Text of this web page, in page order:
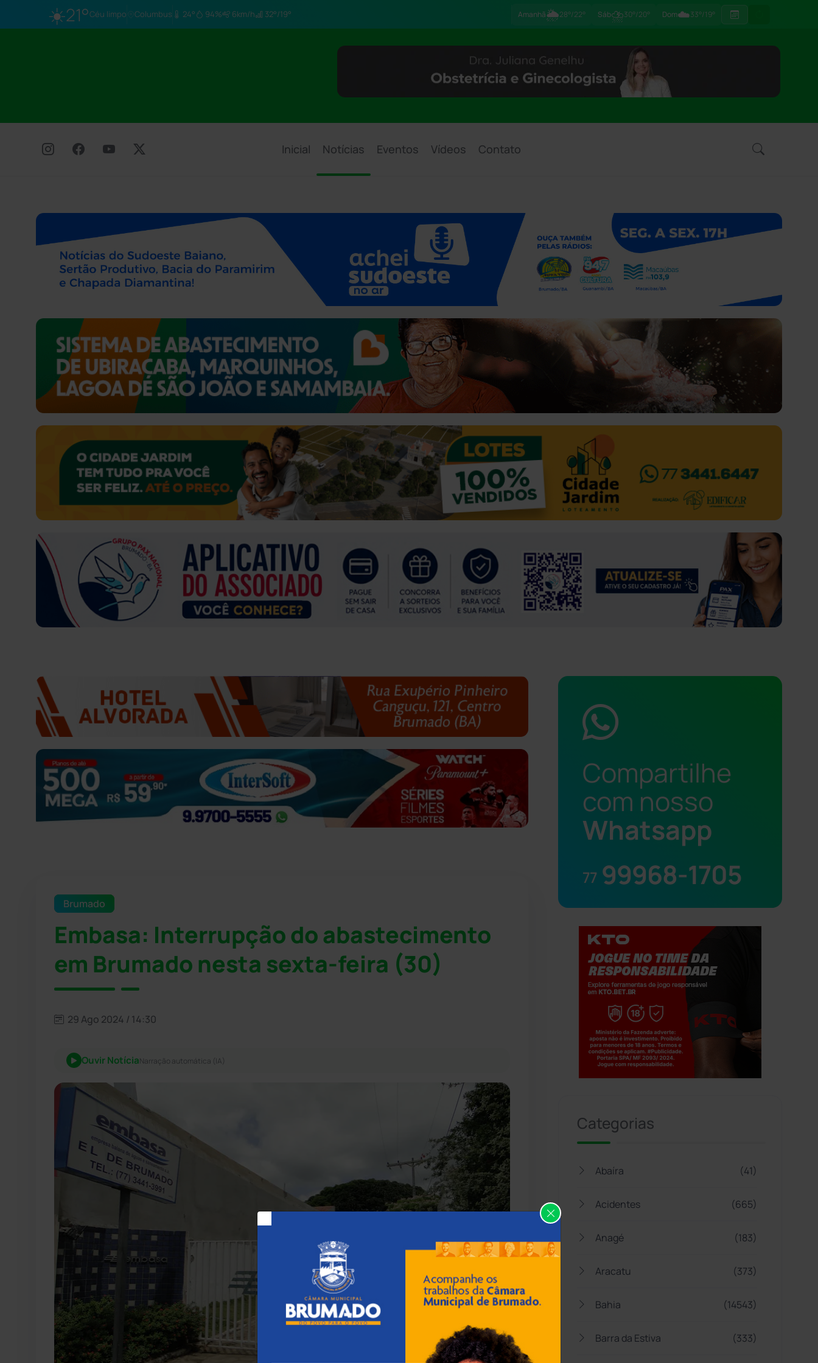
☀️21°Céu limpo Columbus 24° 94% 6km/h 32°/19° Amanhã🌦28°/22° Sáb⛈30°/20° Dom☁️33°/19°
Inicial Notícias Eventos Vídeos Contato
Brumado
Embasa: Interrupção do abastecimento
em Brumado nesta sexta-feira (30)
29 Ago 2024 / 14:30
Ouvir NotíciaNarração automática (IA)
Compartilhe
com nosso
Whatsapp
77 99968-1705
Categorias
Abaíra (41)
Acidentes (665)
Anagé (183)
Aracatu (373)
Bahia (14543)
Barra da Estiva (333)